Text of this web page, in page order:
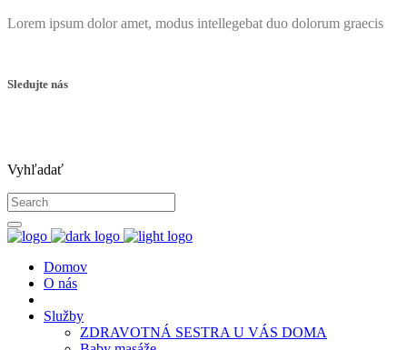
Lorem ipsum dolor amet, modus intellegebat duo dolorum graecis
Sledujte nás
Vyhľadať
Domov
O nás
Služby
ZDRAVOTNÁ SESTRA U VÁS DOMA